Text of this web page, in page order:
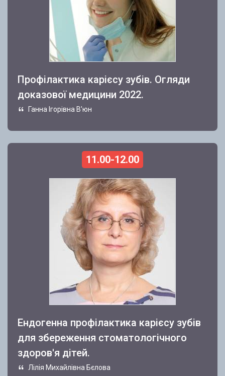
Профілактика карієсу зубів. Огляди
доказової медицини 2022.
Ганна Ігорівна В’юн
11.00-12.00
Ендогенна профілактика карієсу зубів
для збереження стоматологічного
здоров'я дітей.
Лілія Михайлівна Бєлова